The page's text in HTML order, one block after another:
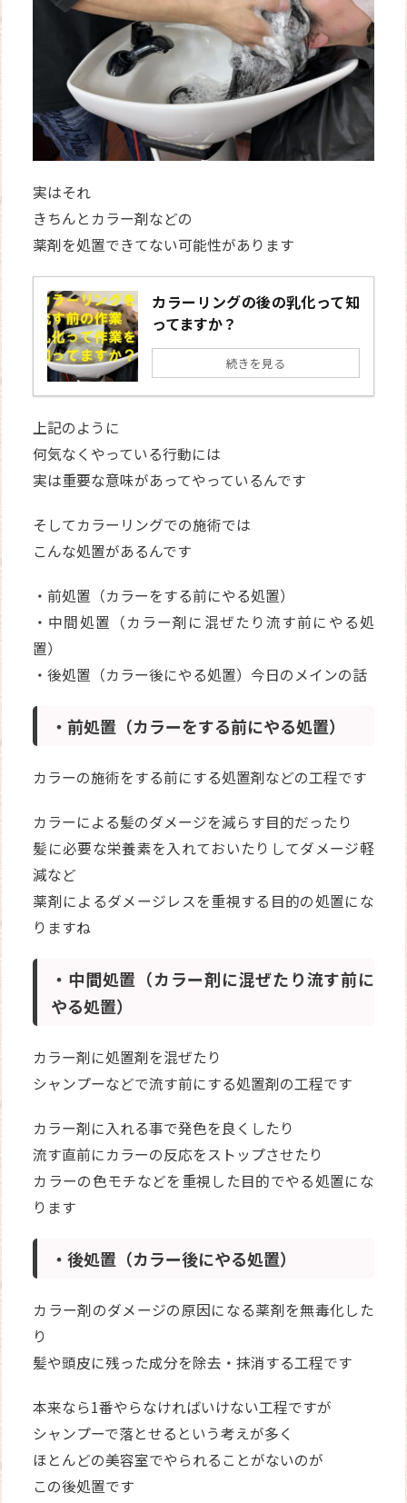
実はそれ
きちんとカラー剤などの
薬剤を処置できてない可能性があります
カラーリングの後の乳化って知
ってますか？
続きを見る
上記のように
何気なくやっている行動には
実は重要な意味があってやっているんです
そしてカラーリングでの施術では
こんな処置があるんです
・前処置（カラーをする前にやる処置）
・中間処置（カラー剤に混ぜたり流す前にやる処
置）
・後処置（カラー後にやる処置）今日のメインの話
・前処置（カラーをする前にやる処置）
カラーの施術をする前にする処置剤などの工程です
カラーによる髪のダメージを減らす目的だったり
髪に必要な栄養素を入れておいたりしてダメージ軽
減など
薬剤によるダメージレスを重視する目的の処置にな
りますね
・中間処置（カラー剤に混ぜたり流す前に
やる処置）
カラー剤に処置剤を混ぜたり
シャンプーなどで流す前にする処置剤の工程です
カラー剤に入れる事で発色を良くしたり
流す直前にカラーの反応をストップさせたり
カラーの色モチなどを重視した目的でやる処置にな
ります
・後処置（カラー後にやる処置）
カラー剤のダメージの原因になる薬剤を無毒化した
り
髪や頭皮に残った成分を除去・抹消する工程です
本来なら1番やらなければいけない工程ですが
シャンプーで落とせるという考えが多く
ほとんどの美容室でやられることがないのが
この後処置です